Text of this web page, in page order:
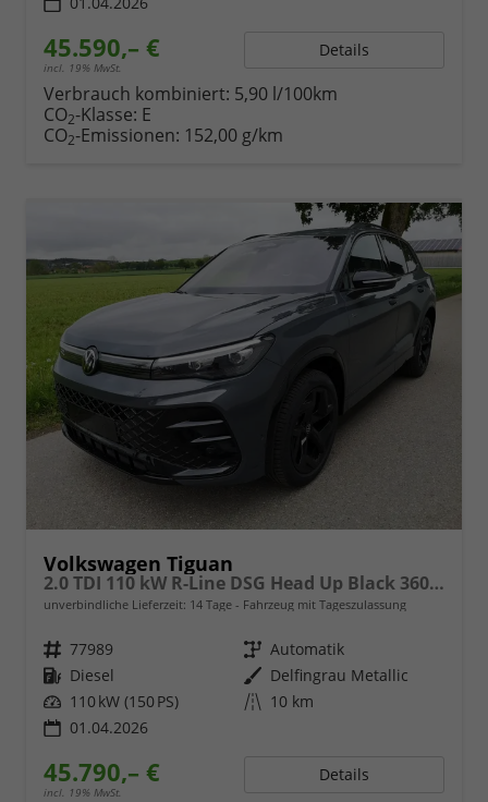
45.590,– €
incl. 19% MwSt.
Details
Verbrauch kombiniert: 5,90 l/100km
CO2-Klasse: E
CO2-Emissionen: 152,00 g/km
Volkswagen Tiguan
2.0 TDI 110 kW R-Line DSG Head Up Black 360 AHK
unverbindliche Lieferzeit: 14 Tage Fahrzeug mit Tageszulassung
Fahrzeugnr. 77989 Getriebe Automatik
Kraftstoff Diesel Außenfarbe Delfingrau Metallic
Leistung 110 kW (150 PS) Kilometerstand 10 km
01.04.2026
45.790,– €
incl. 19% MwSt.
Details